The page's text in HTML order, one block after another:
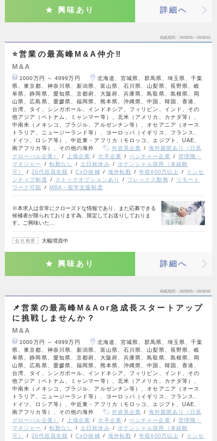
興味あり 詳細へ
掲載期間 26/08/05～26/08/18
⭐営業の最高峰M&A仲介‼️
M&A
1000万円 ～ 4999万円
北海道、宮城県、群馬県、埼玉県、千葉
県、東京都、神奈川県、新潟県、富山県、石川県、山梨県、長野県、岐
阜県、静岡県、愛知県、京都府、大阪府、兵庫県、鳥取県、島根県、岡
山県、広島県、愛媛県、福岡県、熊本県、沖縄県、中国、韓国、香港、
台湾、タイ、シンガポール、インドネシア、フィリピン、インド、その
他アジア（ベトナム、ミャンマー等）、北米（アメリカ、カナダ等）、
中南米（メキシコ、ブラジル、アルゼンチン等）、オセアニア（オース
トラリア、ニュージーランド等）、ヨーロッパ（イギリス、フランス、
ドイツ、ロシア等）、中近東・アフリカ（モロッコ、エジプト、UAE、
南アフリカ等）、その他の海外
外資系企業
海外展開あり（日系
グローバル企業）
上場企業 大手企業 ベンチャー企業
管理職・
マネジャー
転勤なし 土日祝休み
ポテンシャル採用（未経験
可）
20代役員在籍 CxO候補 海外転勤 年収600万以上
インセ
ンティブ制度
ストックオプションあり フレックス勤務
リモート
ワーク可能
MBA・留学支援制度
※本求人は非常にクローズドな情報であり、また応募できる
候補者が限られております為、限定してお送りしておりま
す。ご興味いた…
会社概要 大幅増員中
興味あり 詳細へ
掲載期間 26/08/05～26/08/18
📌営業の最高峰M&Aor急成長スタートアップ
に挑戦しませんか？
M&A
1000万円 ～ 4999万円
北海道、宮城県、群馬県、埼玉県、千葉
県、東京都、神奈川県、新潟県、富山県、石川県、山梨県、長野県、岐
阜県、静岡県、愛知県、京都府、大阪府、兵庫県、鳥取県、島根県、岡
山県、広島県、愛媛県、福岡県、熊本県、沖縄県、中国、韓国、香港、
台湾、タイ、シンガポール、インドネシア、フィリピン、インド、その
他アジア（ベトナム、ミャンマー等）、北米（アメリカ、カナダ等）、
中南米（メキシコ、ブラジル、アルゼンチン等）、オセアニア（オース
トラリア、ニュージーランド等）、ヨーロッパ（イギリス、フランス、
ドイツ、ロシア等）、中近東・アフリカ（モロッコ、エジプト、UAE、
南アフリカ等）、その他の海外
外資系企業
海外展開あり（日系
グローバル企業）
上場企業 大手企業 ベンチャー企業
管理職・
マネジャー
転勤なし 土日祝休み
ポテンシャル採用（未経験
可）
20代役員在籍 CxO候補 海外転勤 年収600万以上
インセ